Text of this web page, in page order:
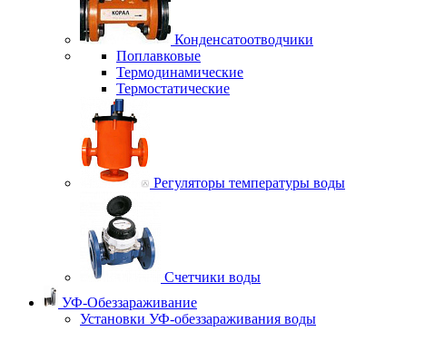
Конденсатоотводчики
Поплавковые
Термодинамические
Термостатические
Регуляторы температуры воды
Счетчики воды
УФ-Обеззараживание
Установки УФ-обеззараживания воды